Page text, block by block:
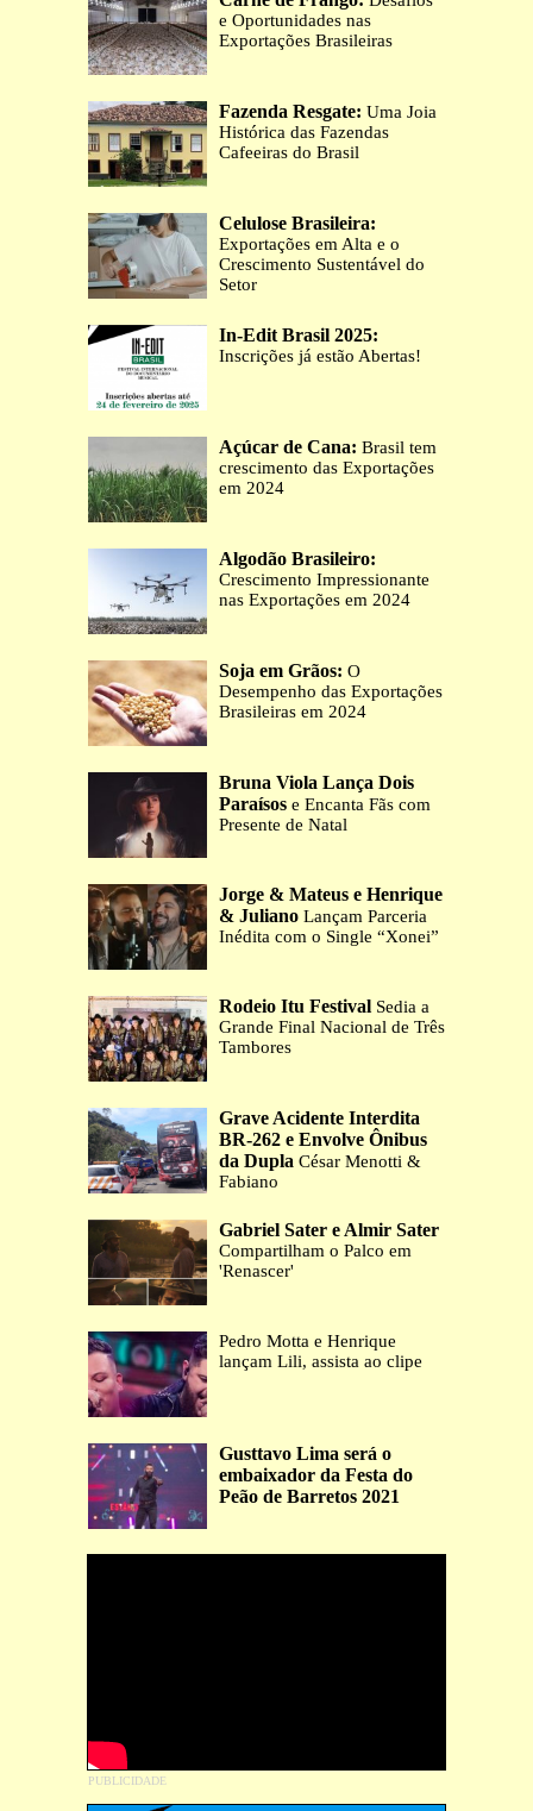
e Oportunidades nas
Exportações Brasileiras
Fazenda Resgate: Uma Joia
Histórica das Fazendas
Cafeeiras do Brasil
Celulose Brasileira:
Exportações em Alta e o
Crescimento Sustentável do
Setor
In-Edit Brasil 2025:
Inscrições já estão Abertas!
Açúcar de Cana: Brasil tem
crescimento das Exportações
em 2024
Algodão Brasileiro:
Crescimento Impressionante
nas Exportações em 2024
Soja em Grãos: O
Desempenho das Exportações
Brasileiras em 2024
Bruna Viola Lança Dois
Paraísos e Encanta Fãs com
Presente de Natal
Jorge & Mateus e Henrique
& Juliano Lançam Parceria
Inédita com o Single “Xonei”
Rodeio Itu Festival Sedia a
Grande Final Nacional de Três
Tambores
Grave Acidente Interdita
BR-262 e Envolve Ônibus
da Dupla César Menotti &
Fabiano
Gabriel Sater e Almir Sater
Compartilham o Palco em
'Renascer'
Pedro Motta e Henrique
lançam Lili, assista ao clipe
Gusttavo Lima será o
embaixador da Festa do
Peão de Barretos 2021